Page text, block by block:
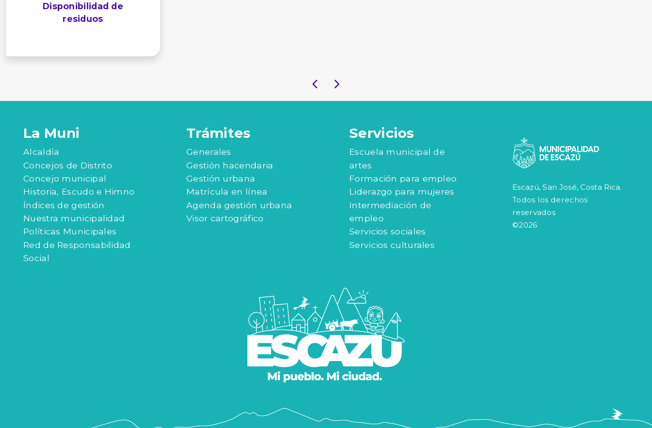
Disponibilidad de
residuos
La Muni
Alcaldía
Concejos de Distrito
Concejo municipal
Historia, Escudo e Himno
Índices de gestión
Nuestra municipalidad
Políticas Municipales
Red de Responsabilidad
Social
Trámites
Generales
Gestión hacendaria
Gestión urbana
Matrícula en línea
Agenda gestión urbana
Visor cartográfico
Servicios
Escuela municipal de
artes
Formación para empleo
Liderazgo para mujeres
Intermediación de
empleo
Servicios sociales
Servicios culturales
Escazú, San José, Costa Rica.
Todos los derechos
reservados
©2026